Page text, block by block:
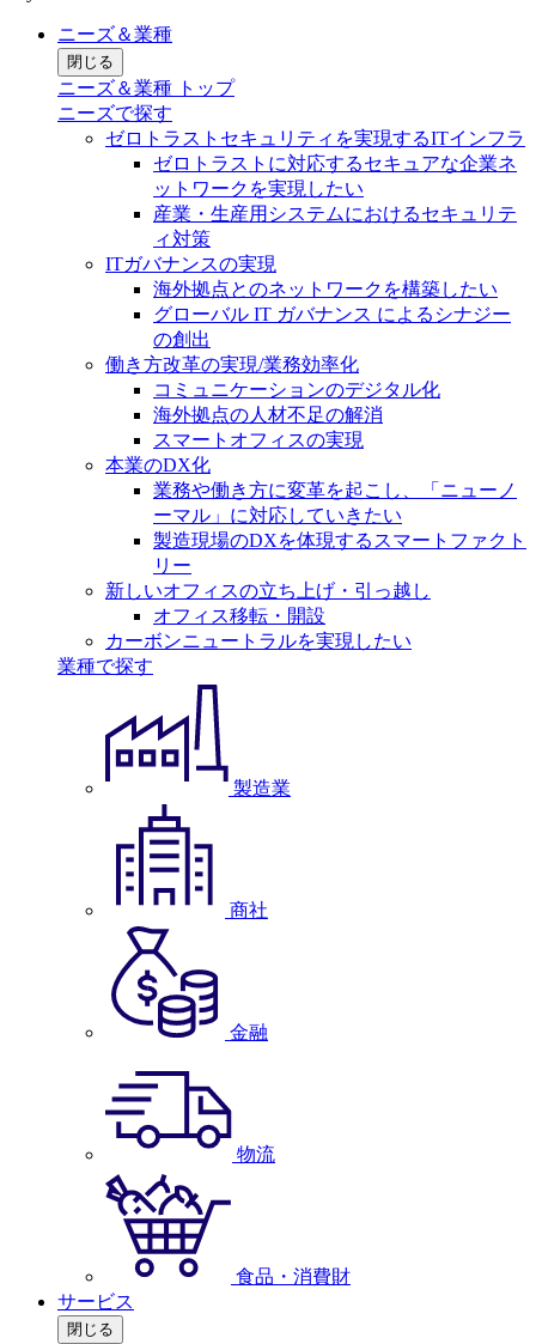
ニーズ＆業種
閉じる
ニーズ＆業種 トップ
ニーズで探す
ゼロトラストセキュリティを実現するITインフラ
ゼロトラストに対応するセキュアな企業ネ
ットワークを実現したい
産業・生産用システムにおけるセキュリテ
ィ対策
ITガバナンスの実現
海外拠点とのネットワークを構築したい
グローバル IT ガバナンス によるシナジー
の創出
働き方改革の実現/業務効率化
コミュニケーションのデジタル化
海外拠点の人材不足の解消
スマートオフィスの実現
本業のDX化
業務や働き方に変革を起こし、「ニューノ
ーマル」に対応していきたい
製造現場のDXを体現するスマートファクト
リー
新しいオフィスの立ち上げ・引っ越し
オフィス移転・開設
カーボンニュートラルを実現したい
業種で探す
製造業
商社
金融
物流
食品・消費財
サービス
閉じる